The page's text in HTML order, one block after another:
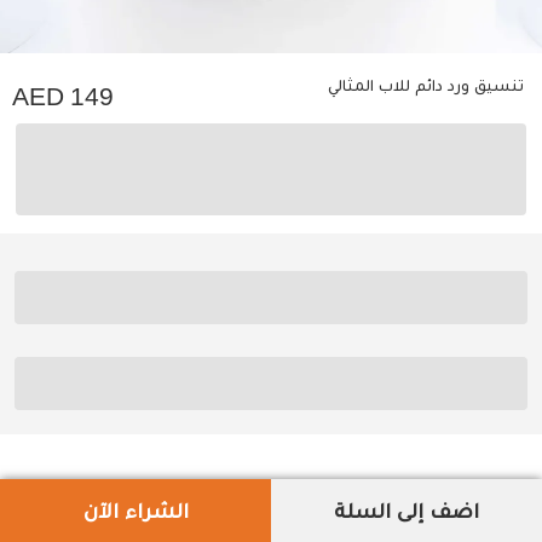
تنسيق ورد دائم للاب المثالي 149
اضف إلى السلة الشراء الآن